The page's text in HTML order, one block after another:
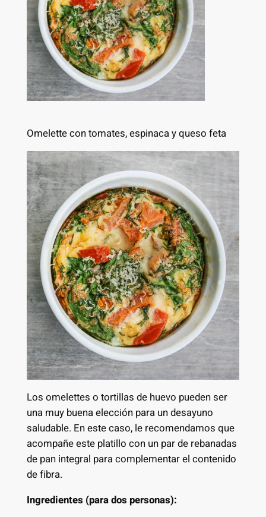
Omelette con tomates, espinaca y queso feta
Los omelettes o tortillas de huevo pueden ser
una muy buena elección para un desayuno
saludable. En este caso, le recomendamos que
acompañe este platillo con un par de rebanadas
de pan integral para complementar el contenido
de fibra.
Ingredientes (para dos personas):